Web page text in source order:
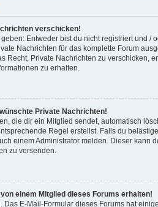
verschicken!
Entweder bist du nicht registriert und /
Nachrichten für das komplette Forum
Recht, Private Nachrichten zu verschicken,
zu erhalten.
Private Nachrichten!
die dir ein Mitglied sendet, automatisch
Regel erstellst. Falls du
einem Administrator melden. Dieser kann
zu versenden.
einem Mitglied dieses Forums erhalten!
Das E-Mail-Formular dieses Forums hat